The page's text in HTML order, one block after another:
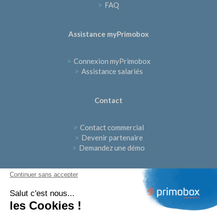
> FAQ
Assistance myPrimobox
> Connexion myPrimobox
> Assistance salariés
Contact
> Contact commercial
> Devenir partenaire
> Demandez une démo
Continuer sans accepter
Salut c'est nous...
les Cookies !